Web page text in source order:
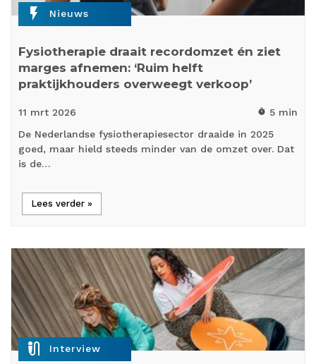
flash_on Nieuws
Fysiotherapie draait recordomzet én ziet
marges afnemen: ‘Ruim helft
praktijkhouders overweegt verkoop’
11 mrt 2026 timer 5 min
De Nederlandse fysiotherapiesector draaide in 2025
goed, maar hield steeds minder van de omzet over. Dat
is de…
Lees verder »
mic_external_on Interview